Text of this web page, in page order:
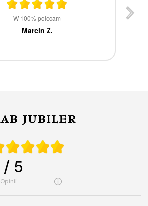
W 100% polecam
Marcin Z.
/ 5
opinii